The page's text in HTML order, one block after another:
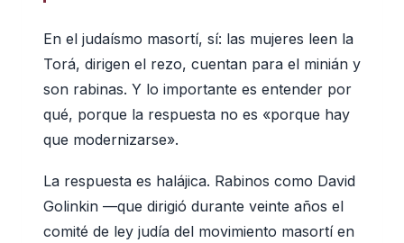
En el judaísmo masortí, sí: las mujeres leen la
Torá, dirigen el rezo, cuentan para el minián y
son rabinas. Y lo importante es entender por
qué, porque la respuesta no es «porque hay
que modernizarse».
La respuesta es halájica. Rabinos como David
Golinkin —que dirigió durante veinte años el
comité de ley judía del movimiento masortí en